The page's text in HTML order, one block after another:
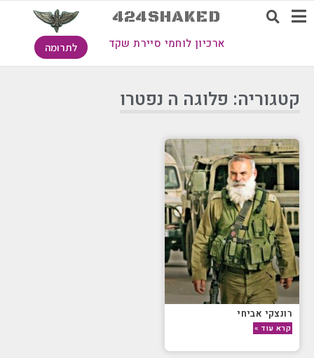
424SHAKED
ארכיון לוחמי סיירת שקד לתרומה
קטגוריה: פלוגה ה נפטרו
רונצקי אביחי
קרא עוד »